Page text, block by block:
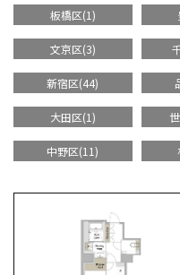
板橋区(1)
文京区(3)
新宿区(44)
大田区(1)
中野区(11)